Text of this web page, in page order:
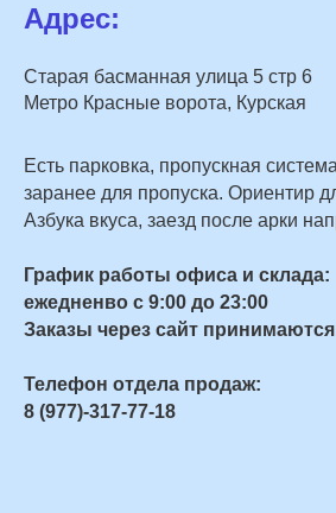
Адрес:
Старая басманная улица 5 стр 6
Метро Красные ворота, Курская
Есть парковка, пропускная
заранее для пропуска. Ориентир
Азбука вкуса, заезд после арки
График работы офиса и склада:
ежедненво с 9:00 до 23:00
Заказы через сайт
Телефон отдела продаж:
8 (977)-317-77-18